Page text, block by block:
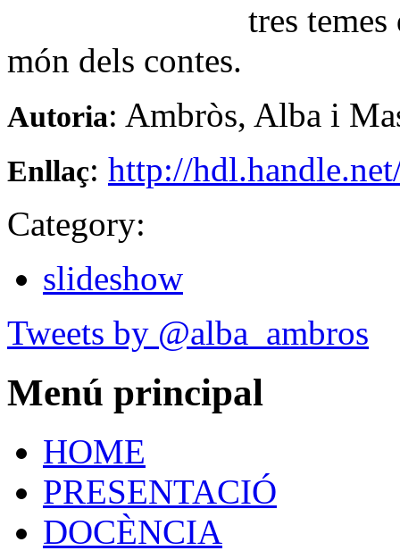
tres temes
món dels contes.
Autoria: Ambròs, Alba i
Enllaç: http://
Category:
slideshow
Tweets by @alba_ambros
Menú principal
HOME
PRESENTACIÓ
DOCÈNCIA